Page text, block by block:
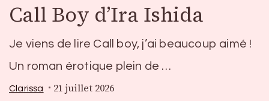
Call Boy d’Ira Ishida
Je viens de lire Call boy, j’ai beaucoup aimé !
Un roman érotique plein de …
Clarissa 21 juillet 2026